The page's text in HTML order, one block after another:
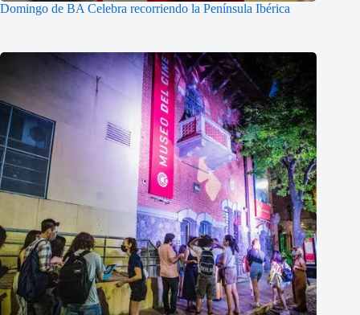
Domingo de BA Celebra recorriendo la Península Ibérica